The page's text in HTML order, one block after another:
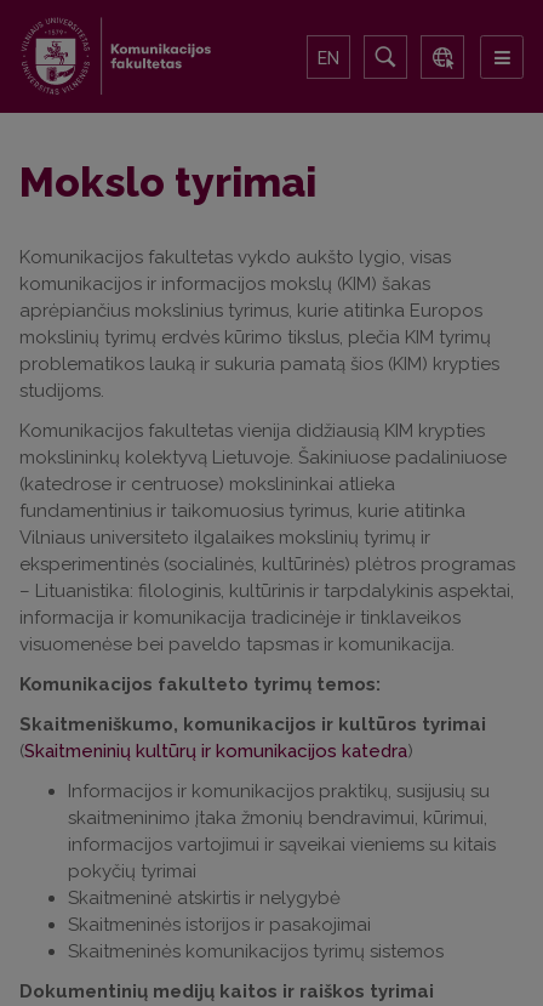
EN
Mokslo tyrimai
Komunikacijos fakultetas vykdo aukšto lygio, visas
komunikacijos ir informacijos mokslų (KIM) šakas
aprėpiančius mokslinius tyrimus, kurie atitinka Europos
mokslinių tyrimų erdvės kūrimo tikslus, plečia KIM tyrimų
problematikos lauką ir sukuria pamatą šios (KIM) krypties
studijoms.
Komunikacijos fakultetas vienija didžiausią KIM krypties
mokslininkų kolektyvą Lietuvoje. Šakiniuose padaliniuose
(katedrose ir centruose) mokslininkai atlieka
fundamentinius ir taikomuosius tyrimus, kurie atitinka
Vilniaus universiteto ilgalaikes mokslinių tyrimų ir
eksperimentinės (socialinės, kultūrinės) plėtros programas
– Lituanistika: filologinis, kultūrinis ir tarpdalykinis aspektai,
informacija ir komunikacija tradicinėje ir tinklaveikos
visuomenėse bei paveldo tapsmas ir komunikacija.
Komunikacijos fakulteto tyrimų temos:
Skaitmeniškumo, komunikacijos ir kultūros tyrimai
(Skaitmeninių kultūrų ir komunikacijos katedra)
Informacijos ir komunikacijos praktikų, susijusių su
skaitmeninimo įtaka žmonių bendravimui, kūrimui,
informacijos vartojimui ir sąveikai vieniems su kitais
pokyčių tyrimai
Skaitmeninė atskirtis ir nelygybė
Skaitmeninės istorijos ir pasakojimai
Skaitmeninės komunikacijos tyrimų sistemos
Dokumentinių medijų kaitos ir raiškos tyrimai